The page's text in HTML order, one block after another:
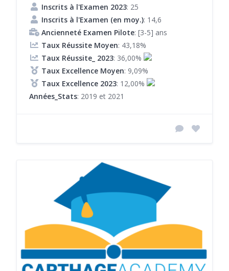
Inscrits à l'Examen 2023: 25
Inscrits à l'Examen (en moy.): 14,6
Ancienneté Examen Pilote: [3-5] ans
Taux Réussite Moyen: 43,18%
Taux Réussite_ 2023: 36,00%
Taux Excellence Moyen: 9,09%
Taux Excellence 2023: 12,00%
Années_Stats: 2019 et 2021